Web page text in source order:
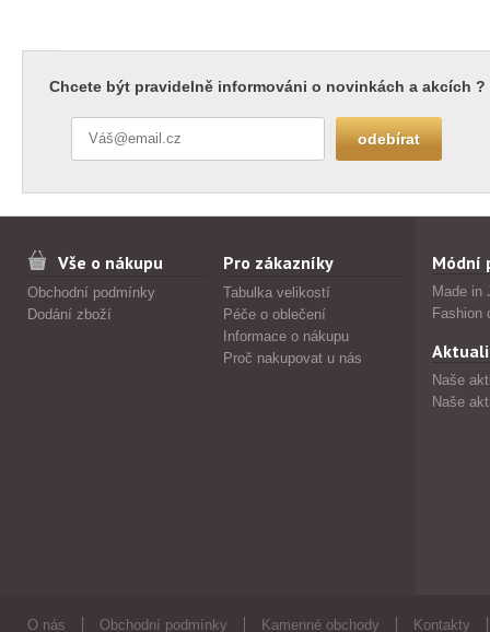
Chcete být pravidelně informováni o novinkách a akcích ?
Vše o nákupu
Obchodní podmínky
Dodání zboží
Pro zákazníky
Tabulka velikostí
Péče o oblečení
Informace o nákupu
Proč nakupovat u nás
Módní
Made in
Fashion
Naše
Naše
O nás Obchodní podmínky Kamenné obchody Kontakty